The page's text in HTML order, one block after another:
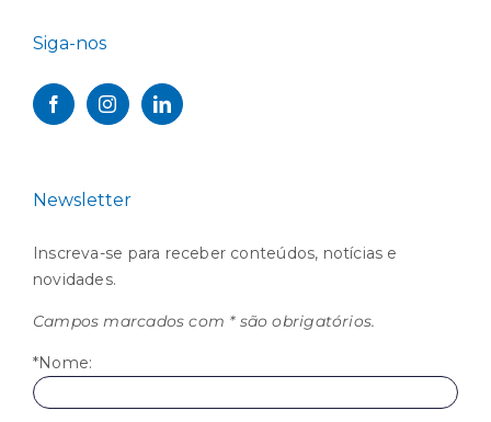
Siga-nos
Newsletter
Inscreva-se para receber conteúdos, notícias e
novidades.
Campos marcados com * são obrigatórios.
*Nome: